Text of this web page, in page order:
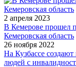
Кемеровская область
2 апреля 2023
В Кемерове прошел
Кемеровская область
26 ноября 2022
На Кузбассе
людей с